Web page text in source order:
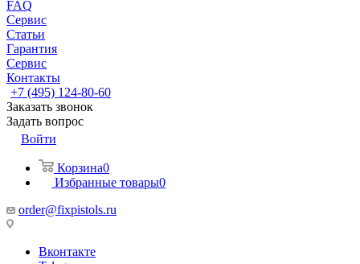
FAQ
Сервис
Статьи
Гарантия
Сервис
Контакты
+7 (495) 124-80-60
Заказать звонок
Задать вопрос
Войти
Корзина0
Избранные товары0
order@fixpistols.ru
Вконтакте